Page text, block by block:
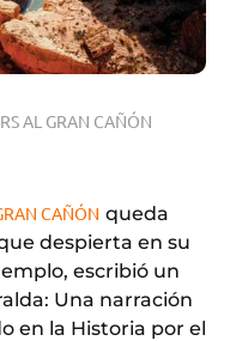
AL GRAN CAÑÓN
CAÑÓN queda
despierta en su
escribió un
Una narración
en la Historia por el